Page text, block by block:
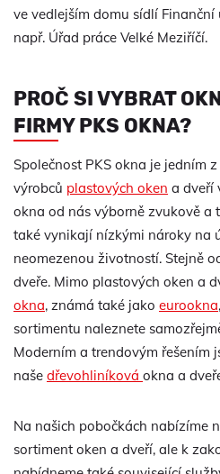
ve vedlejším domu sídlí Finanční
např. Úřad práce Velké Meziříčí.
PROČ SI VYBRAT
FIRMY PKS OKNA?
Společnost PKS okna je jedním
výrobců plastových oken a dveří
okna od nás výborně zvukově a
také vynikají nízkými nároky na
neomezenou životností. Stejně
dveře. Mimo plastových oken a
okna, známá také jako eurookna
sortimentu naleznete
Moderním a trendovým řešením
naše dřevohliníková okna a
Na našich pobočkách nabízíme
sortiment oken a dveří, ale k